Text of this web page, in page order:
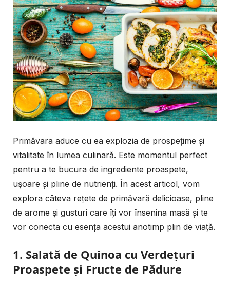
Primăvara aduce cu ea explozia de prospețime și
vitalitate în lumea culinară. Este momentul perfect
pentru a te bucura de ingrediente proaspete,
ușoare și pline de nutrienți. În acest articol, vom
explora câteva rețete de primăvară delicioase, pline
de arome și gusturi care îți vor însenina masă și te
vor conecta cu esența acestui anotimp plin de viață.
1. Salată de Quinoa cu Verdețuri
Proaspete și Fructe de Pădure